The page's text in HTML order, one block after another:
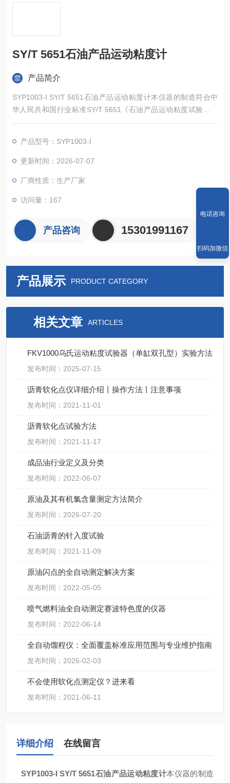
SY/T 5651石油产品运动粘度计
产品简介
SYP1003-I SY/T 5651石油产品运动粘度计本仪器的制造符合中
华人民共和国行业标准SY/T 5651《石油产品运动粘度试验器技
术条件》所规定的要求，适用于按中华人民共和国标准GB/T 265
体石油产品（指牛顿液体）在某一恒定温度条件下的运动粘度。
产品型号：SYP1003-I
更新时间：2026-07-07
厂商性质：生产厂家
访问量：167
产品咨询 15301991167
产品展示 PRODUCT CATEGORY
相关文章 ARTICLES
FKV1000乌氏运动粘度试验器（单缸双孔型）实验方法
发布时间：2025-07-15
沥青软化点仪详细介绍丨操作方法丨注意事项
发布时间：2021-11-01
沥青软化点试验方法
发布时间：2021-11-17
成品油行业定义及分类
发布时间：2022-06-07
原油及其有机氯含量测定方法简介
发布时间：2026-07-20
石油沥青的针入度试验
发布时间：2021-11-09
原油闪点的全自动测定解决方案
发布时间：2022-05-05
喷气燃料油全自动测定赛波特色度的仪器
发布时间：2022-06-14
全自动馏程仪：全面覆盖标准应用范围与专业维护指南
发布时间：2026-02-03
不会使用软化点测定仪？进来看
发布时间：2021-06-11
详细介绍 在线留言
SYP1003-ISY/T 5651石油产品运动粘度计本仪器的制造
电话咨询
扫码加微信